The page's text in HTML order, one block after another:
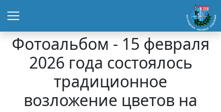
Фотоальбом - 15 февраля
2026 года состоялось
традиционное
возложение цветов на